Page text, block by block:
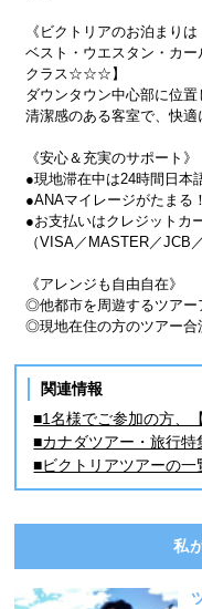
《ビクトリアのお泊まりは
ベスト・ウエスタン・カ
クラス☆☆☆】
ダウンタウン中心部に位置
清潔感のある客室で、快適
《安心＆充実のサポート》
●現地滞在中は24時間日本
●ANAマイレージがたまる！
●お支払いはクレジットカ
（VISA／MASTER／JCB
《アレンジも自由自在》
◎他都市を周遊するツアー
◎現地在住の方のツアー合
関連情報
■1名様でご参加の方、
■カナダツアー・旅行特
■ビクトリアツアーの一
私